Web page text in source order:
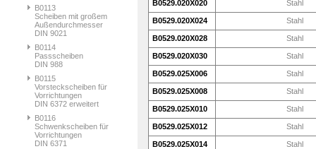
B0113
Scheiben mit großem
Außendurchmesser
DIN 9021
B0114
Passscheiben
DIN 988
B0115
Vorsteckscheiben für
Vorrichtungen
DIN 6372 erweitert
B0116
Schwenkscheiben für
Vorrichtungen
DIN 6371
B0529.020X020 Stahl
B0529.020X024 Stahl
B0529.020X028 Stahl
B0529.020X030 Stahl
B0529.025X006 Stahl
B0529.025X008 Stahl
B0529.025X010 Stahl
B0529.025X012 Stahl
B0529.025X014 Stahl